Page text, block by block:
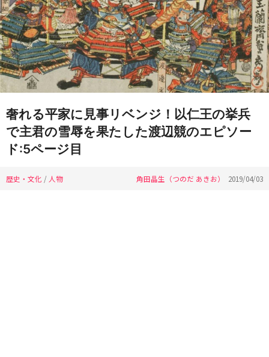
奢れる平家に見事リベンジ！以仁王の挙兵
で主君の雪辱を果たした渡辺競のエピソー
ド:5ページ目
歴史・文化 / 人物 角田晶生（つのだ あきお） 2019/04/03